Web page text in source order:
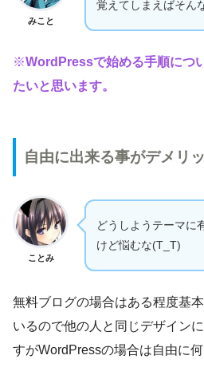
みこと
覚えてしまえばそん
※WordPressで始める手順につ
たいと思います。
自由に出来る事がデメリ
ことみ
どうしようテーマに
けど悩むな(T_T)
無料ブログの場合はある程度基
いるので他の人と同じデザイン
すがWordPressの場合は自由に